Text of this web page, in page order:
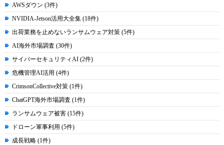
AWSダウン (3件)
NVIDIA-Jetson活用大全集 (18件)
出荷業務を止めないランサムウェア対策 (5件)
AI海外市場調査 (30件)
サイバーセキュリティAI (2件)
危機管理AI活用 (4件)
CrimsonCollective対策 (1件)
ChatGPT海外市場調査 (1件)
ランサムウェア被害 (15件)
ドローン軍事利用 (5件)
成長戦略 (1件)